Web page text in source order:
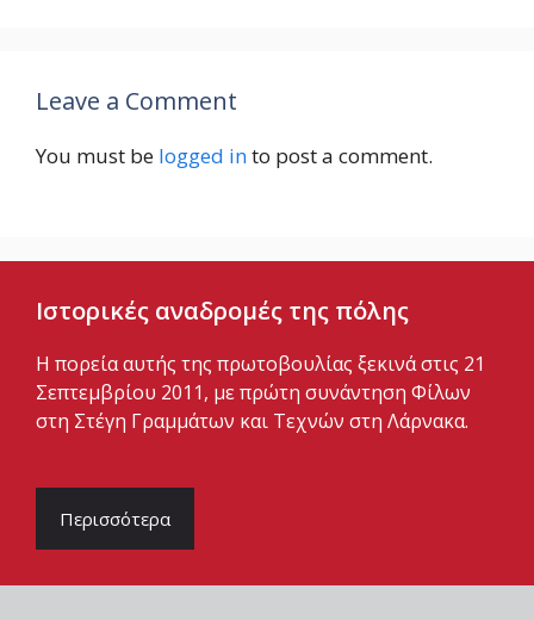
Leave a Comment
You must be logged into post a comment.
Ιστορικές αναδρομές της πόλης
Η πορεία αυτής της πρωτοβουλίας ξεκινά στις 21
Σεπτεμβρίου 2011, με πρώτη συνάντηση Φίλων
στη Στέγη Γραμμάτων και Τεχνών στη Λάρνακα.
Περισσότερα